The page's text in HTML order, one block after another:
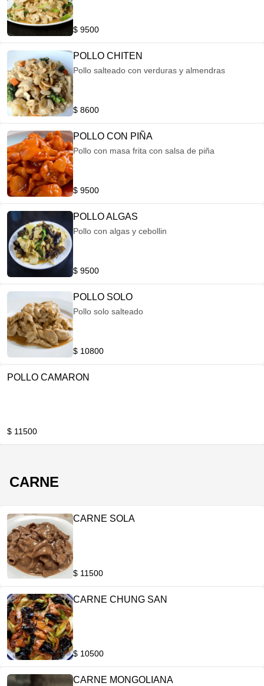
$ 9500
POLLO CHITEN
Pollo salteado con verduras y almendras
$ 8600
POLLO CON PIÑA
Pollo con masa frita con salsa de piña
$ 9500
POLLO ALGAS
Pollo con algas y cebollin
$ 9500
POLLO SOLO
Pollo solo salteado
$ 10800
POLLO CAMARON
$ 11500
CARNE
CARNE SOLA
$ 11500
CARNE CHUNG SAN
$ 10500
CARNE MONGOLIANA